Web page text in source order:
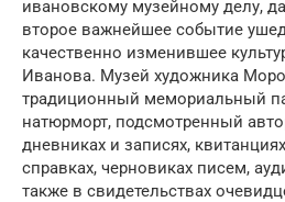
ивановскому музейному делу,
второе важнейшее событие
качественно изменившее
Иванова. Музей художника
традиционный мемориальный
натюрморт, подсмотренный
дневниках и записях,
справках, черновиках писем,
также в свидетельствах